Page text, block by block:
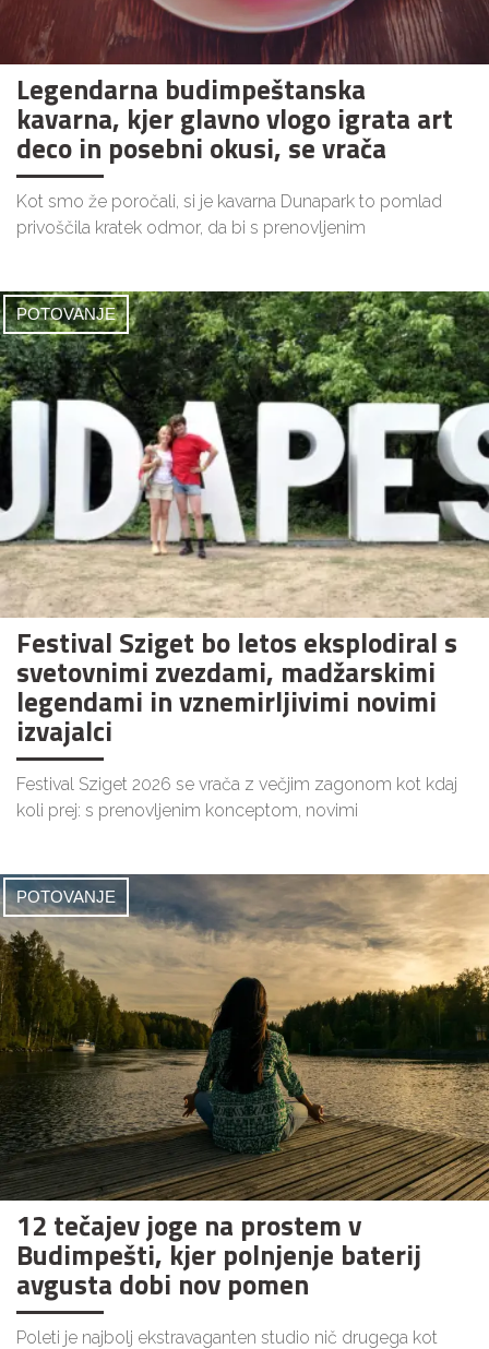
Legendarna budimpeštanska
kavarna, kjer glavno vlogo igrata art
deco in posebni okusi, se vrača
Kot smo že poročali, si je kavarna Dunapark to pomlad
privoščila kratek odmor, da bi s prenovljenim
POTOVANJE
Festival Sziget bo letos eksplodiral s
svetovnimi zvezdami, madžarskimi
legendami in vznemirljivimi novimi
izvajalci
Festival Sziget 2026 se vrača z večjim zagonom kot kdaj
koli prej: s prenovljenim konceptom, novimi
POTOVANJE
12 tečajev joge na prostem v
Budimpešti, kjer polnjenje baterij
avgusta dobi nov pomen
Poleti je najbolj ekstravaganten studio nič drugega kot